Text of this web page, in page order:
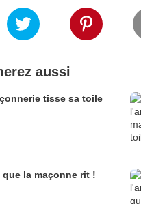
aussi
tisse sa toile
que la maçonne rit !